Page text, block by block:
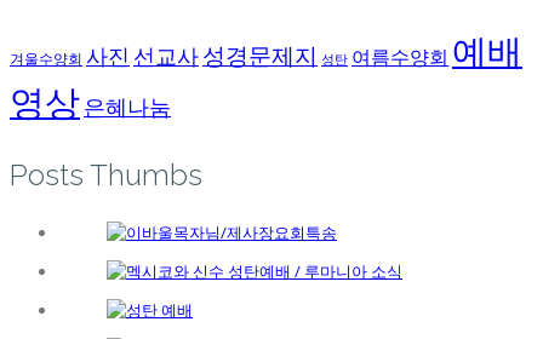
겨울수양회 사진 선교사성경문제지 성탄 여름수양회 예배
영상은혜나눔
Posts Thumbs